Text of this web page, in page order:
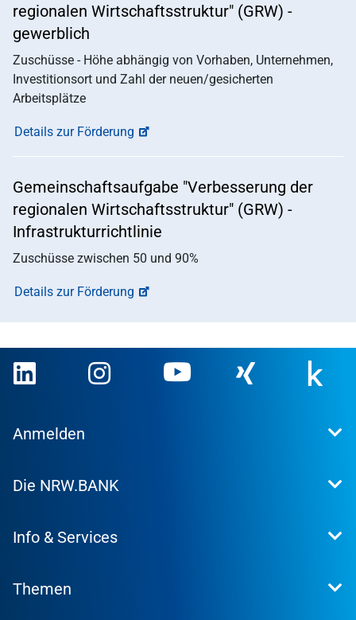
regionalen Wirtschaftsstruktur" (GRW) -
gewerblich
Zuschüsse - Höhe abhängig von Vorhaben, Unternehmen,
Investitionsort und Zahl der neuen/gesicherten
Arbeitsplätze
Details zur Förderung
Gemeinschaftsaufgabe "Verbesserung der
regionalen Wirtschaftsstruktur" (GRW) -
Infrastrukturrichtlinie
Zuschüsse zwischen 50 und 90%
Details zur Förderung
Anmelden
Kundenportal
Die NRW.BANK
Presse
Research
Info & Services
Produktsuche
Themen